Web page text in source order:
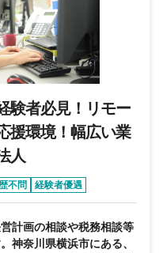
験者必見！リモー
援環境！幅広い業
人
不問
経験者優遇
計画の相談や税務相談等
神奈川県横浜市にある、